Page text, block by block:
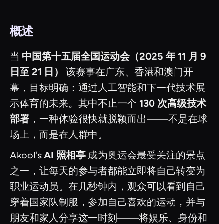
概述
当 中国第十五届全国运动会（2025 年 11 月 9
日至 21 日）
该赛事在广东、香港和澳门开
幕，目标明确：通过人工智能和下一代技术展
示体育的未来。其中不止一个 130 次高级技术
部署 ，一种体验很快就脱颖而出——不是在球
场上，而是在人群中。
Akool's AI 照相亭 成为奥运会最受关注的景点
之一，让每天的参与者都能立即将自己转变为
职业运动员。在几秒钟内，观众可以看到自己
穿着国家队制服，参加自己喜欢的运动，并与
朋友和家人分享这一时刻——将娱乐、身份和